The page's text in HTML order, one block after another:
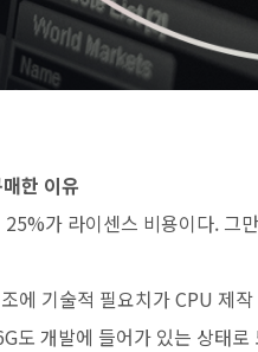
한 이유
가 라이센스 비용이다. 그
에 기술적 필요치가 CPU 제
도 개발에 들어가 있는 상태